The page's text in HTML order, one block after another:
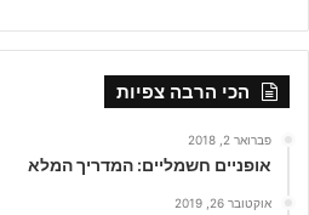
הכי הרבה צפיות
פברואר 2, 2018
אופניים חשמליים: המדריך המלא
אוקטובר 26, 2019